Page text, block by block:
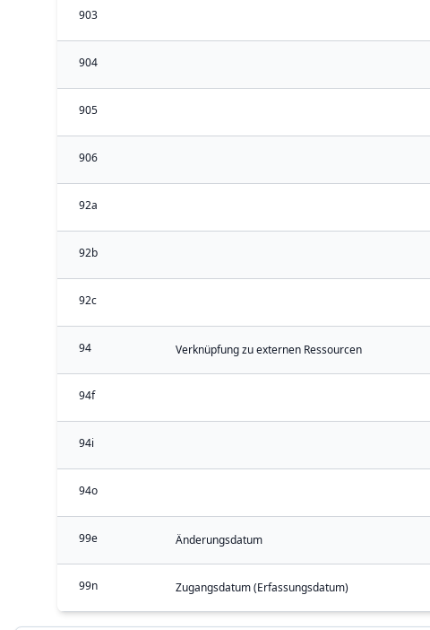
903
904
905
906
92a
92b
92c
94 Verknüpfung zu externen Ressourcen
94f
94i
94o
99e Änderungsdatum
99n Zugangsdatum (Erfassungsdatum)